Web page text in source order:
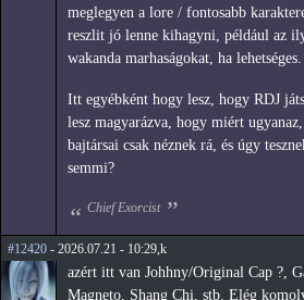
meglegyen a lore / fontosabb
reszlit jó lenne kihagyni, például az
wakanda marhaságokat, ha lehetséges.
Itt egyébként hogy lesz, hogy RDJ
lesz magyarázva, hogy miért
bajtársai csak néznek rá, és úgy
semmi?
Chief Exorcist
#12420 - 2026.07.21 - 10:29,k
azért itt van Johhny/Original Cap ?,
Magneto, Shang Chi, stb. Elég